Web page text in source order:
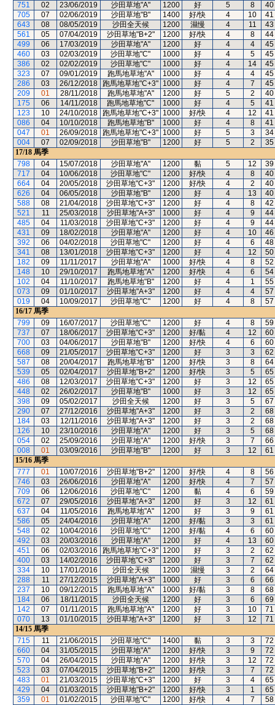
751
02 23/06/2019 沙田草地"A" 1200 好 5 8
40
705
07 02/06/2019 沙田草地"B" 1400 好/快 4 10
41
643
08 08/05/2019 沙田全天候 1200 濕慢 4 11
43
561
05 07/04/2019 沙田草地"B+2" 1200 好/快 4 8
44
499
06 17/03/2019 沙田草地"A" 1200 好 4 4
45
460
03 02/03/2019 沙田草地"C" 1000 好 4 5
45
386
02 02/02/2019 沙田草地"C" 1000 好 4 14
45
323
07 09/01/2019 跑馬地草地"A" 1000 好 4 4
45
286
03 26/12/2018 跑馬地草地"C+3" 1000 好 4 7
45
209
01 28/11/2018 跑馬地草地"A" 1200 好 5 2
40
175
06 14/11/2018 跑馬地草地"C" 1000 好 4 5
41
123
10 24/10/2018 跑馬地草地"C+3" 1000 好/快 4 12
41
086
04 10/10/2018 跑馬地草地"B" 1000 好 4 8
41
047
01 26/09/2018 跑馬地草地"C+3" 1000 好 5 3
34
004
07 02/09/2018 沙田草地"B" 1200 好 5 2
35
17/18 馬季
798
04 15/07/2018 沙田草地"A" 1200 黏 5 12
39
717
04 10/06/2018 沙田草地"C" 1200 好/快 4 8
40
664
04 20/05/2018 沙田草地"C+3" 1200 好/快 4 2
40
626
04 06/05/2018 沙田草地"B" 1200 好 4 13
40
588
08 21/04/2018 沙田草地"C+3" 1200 好 4 8
42
521
11 25/03/2018 沙田草地"A+3" 1000 好 4 9
44
485
04 11/03/2018 沙田草地"C+3" 1200 好 4 9
44
431
09 18/02/2018 沙田草地"A" 1200 好 4 10
46
392
06 04/02/2018 沙田草地"C" 1200 好 4 6
48
341
08 13/01/2018 沙田草地"C+3" 1200 好 4 12
50
182
09 11/11/2017 沙田草地"A" 1000 好/快 4 8
52
148
10 29/10/2017 跑馬地草地"A" 1200 好/快 4 6
54
102
04 11/10/2017 跑馬地草地"B" 1200 好 4 1
55
073
09 01/10/2017 沙田草地"A+3" 1200 好 4 4
57
019
04 10/09/2017 沙田草地"C" 1200 好 4 8
57
16/17 馬季
799
09 16/07/2017 沙田草地"C" 1200 好 4 8
59
737
07 18/06/2017 沙田草地"C+3" 1200 好/黏 4 12
60
700
03 04/06/2017 沙田草地"B" 1200 好/快 4 6
60
668
09 21/05/2017 沙田草地"C+3" 1200 好 3 3
62
587
08 20/04/2017 跑馬地草地"B" 1200 好/快 3 8
64
539
05 02/04/2017 沙田草地"B+2" 1200 好/快 3 5
65
486
08 12/03/2017 沙田草地"C+3" 1200 好 3 12
65
448
02 26/02/2017 沙田草地"B" 1000 好 3 12
65
398
09 05/02/2017 沙田全天候 1200 好 3 5
67
290
07 27/12/2016 沙田草地"A+3" 1200 好 3 2
68
184
03 12/11/2016 沙田草地"A+3" 1200 好 3 2
68
126
10 23/10/2016 沙田草地"A" 1200 好 3 5
68
054
02 25/09/2016 沙田草地"A" 1200 好/快 3 7
66
008
01 03/09/2016 沙田草地"B" 1200 好 3 12
61
15/16 馬季
777
01 10/07/2016 沙田草地"B+2" 1200 好/快 4 8
56
746
03 26/06/2016 沙田草地"A" 1200 好/快 4 7
57
709
06 12/06/2016 沙田草地"C" 1200 黏 4 6
59
672
07 29/05/2016 沙田草地"A+3" 1200 好 3 12
61
637
04 11/05/2016 跑馬地草地"A" 1200 好 3 9
61
586
05 24/04/2016 沙田草地"A" 1200 好/黏 3 3
61
548
02 10/04/2016 沙田草地"C" 1200 好/黏 4 6
60
492
03 20/03/2016 沙田草地"A" 1200 好 4 13
60
451
06 02/03/2016 跑馬地草地"C+3" 1200 好 3 2
62
400
03 14/02/2016 沙田草地"C+3" 1200 好 3 7
62
334
10 17/01/2016 沙田全天候 1200 濕慢 3 2
64
288
11 27/12/2015 沙田草地"A+3" 1000 好 3 6
66
237
10 09/12/2015 跑馬地草地"A" 1000 好/黏 3 8
68
184
06 18/11/2015 沙田全天候 1200 好 3 6
69
142
07 01/11/2015 跑馬地草地"A" 1200 好 3 10
71
070
13 01/10/2015 沙田草地"A+3" 1200 好 3 12
71
14/15 馬季
715
11 21/06/2015 沙田草地"C" 1400 黏 3 3
72
660
04 31/05/2015 沙田草地"A" 1200 好/快 3 9
72
570
04 26/04/2015 沙田草地"A" 1200 好/快 3 12
72
523
03 07/04/2015 沙田草地"B+2" 1200 好/快 3 7
72
483
01 21/03/2015 沙田草地"C+3" 1200 好 3 4
65
429
04 01/03/2015 沙田草地"B+2" 1200 好/快 3 1
65
359
01 01/02/2015 沙田草地"C" 1200 好/快 4 7
58